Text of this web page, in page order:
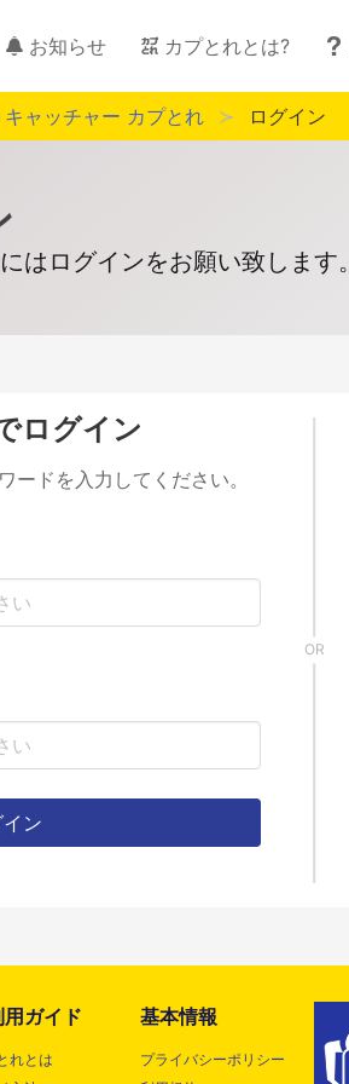
お知らせ カプとれとは?
ャッチャー カプとれ ログイン
はログインをお願い致します。
ログイン
ードを入力してください。
用ガイド
れとは
基本情報
プライバシーポリシー